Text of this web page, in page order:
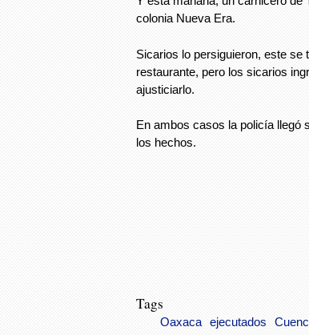
colonia Nueva Era.
Sicarios lo persiguieron, este se
restaurante, pero los sicarios
ajusticiarlo.
En ambos casos la policía llegó
los hechos.
Tags
Oaxaca ejecutados